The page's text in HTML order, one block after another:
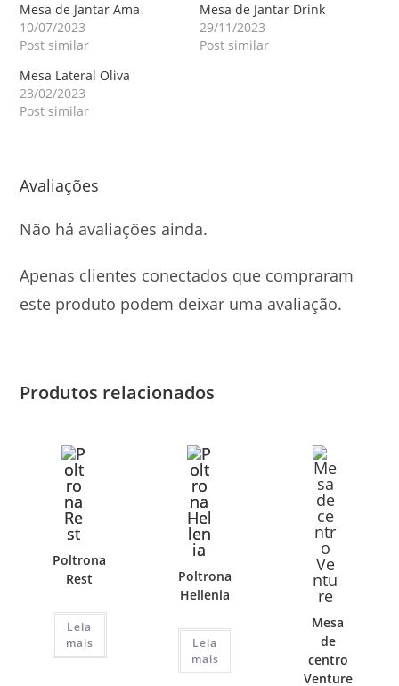
Mesa de Jantar Ama
10/07/2023
Post similar
Mesa de Jantar Drink
29/11/2023
Post similar
Mesa Lateral Oliva
23/02/2023
Post similar
Avaliações
Não há avaliações ainda.
Apenas clientes conectados que compraram
este produto podem deixar uma avaliação.
Produtos relacionados
Poltrona
Rest
Leia
mais
Poltrona
Hellenia
Leia
mais
Mesa
de
centro
Venture